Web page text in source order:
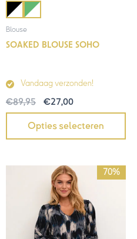
Blouse
SOAKED BLOUSE SOHO
Vandaag verzonden!
€89,95 €27,00
Opties selecteren
70%
Oorspronkelijke
prijs
was:
€69,95.
Huidige
prijs
is:
€21,00.